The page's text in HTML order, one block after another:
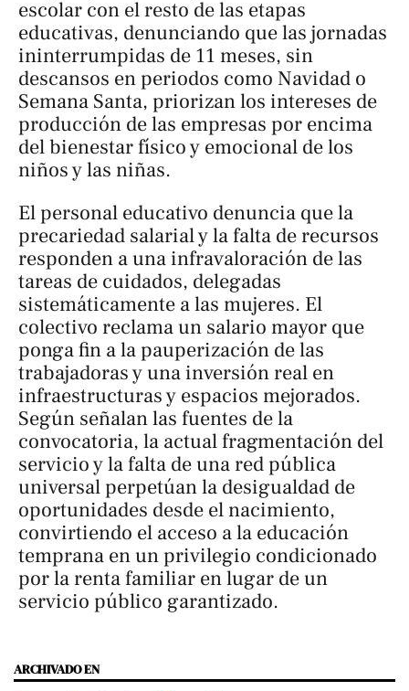
escolar con el resto de las etapas
educativas, denunciando que las jornadas
ininterrumpidas de 11 meses, sin
descansos en periodos como Navidad o
Semana Santa, priorizan los intereses de
producción de las empresas por encima
del bienestar físico y emocional de los
niños y las niñas.
El personal educativo denuncia que la
precariedad salarial y la falta de recursos
responden a una infravaloración de las
tareas de cuidados, delegadas
sistemáticamente a las mujeres. El
colectivo reclama un salario mayor que
ponga fin a la pauperización de las
trabajadoras y una inversión real en
infraestructuras y espacios mejorados.
Según señalan las fuentes de la
convocatoria, la actual fragmentación del
servicio y la falta de una red pública
universal perpetúan la desigualdad de
oportunidades desde el nacimiento,
convirtiendo el acceso a la educación
temprana en un privilegio condicionado
por la renta familiar en lugar de un
servicio público garantizado.
ARCHIVADO EN